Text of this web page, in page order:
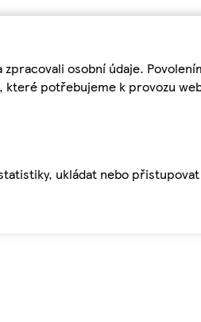
osobní údaje.
potřebujeme k provozu
ukládat nebo